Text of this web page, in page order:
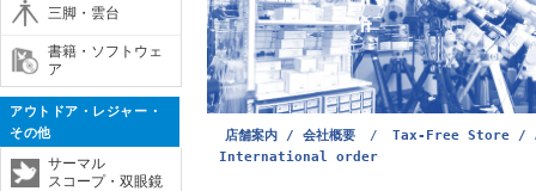
三脚・雲台
書籍・ソフトウェ
ア
アウトドア・レジャー・
その他
サーマル
スコープ・双眼鏡
店舗案内 / 会社概要 /
Tax-Free Store /
International order